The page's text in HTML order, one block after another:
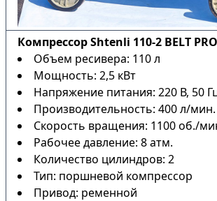
Компрессор Shtenli 110-2 BELT PRO
Объем ресивера: 110 л
Мощность: 2,5 кВт
Напряжение питания: 220 В, 50
Производительность: 400 л/мин.
Скорость вращения: 1100 об./
Рабочее давление: 8 атм.
Количество цилиндров: 2
Тип: поршневой компрессор
Привод: ременной